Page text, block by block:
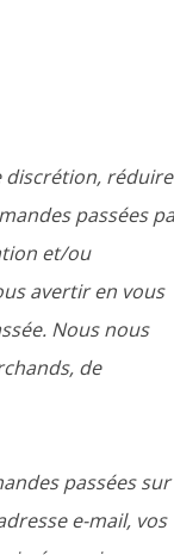
discrétion, réduire
passées
et/ou
avertir en vous
Nous nous
de
passées sur
e-mail, vos